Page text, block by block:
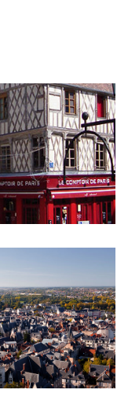
: studios,
visiter un
nous
Nouveautés